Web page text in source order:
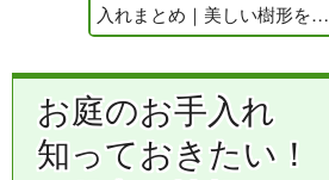
入れまとめ｜美しい樹形を…
お庭のお手入れ
知っておきたい！